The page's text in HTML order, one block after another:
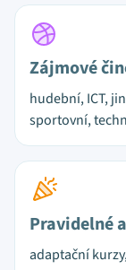
Zájmové
hudební, ICT,
sportovní,
Pravidelné
adaptační